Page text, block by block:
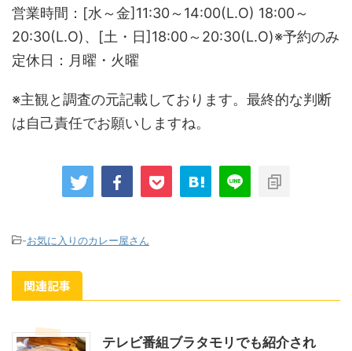
営業時間：[水～金]11:30～14:00(L.O) 18:00～
20:30(L.O)、[土・日]18:00～20:30(L.O)※予約のみ
定休日：月曜・火曜
※主観と調査の元記載しております。最終的な判断
は自己責任でお願いしますね。
-お気に入りのカレー屋さん
関連記事
テレビ番組ブラタモリでも紹介され